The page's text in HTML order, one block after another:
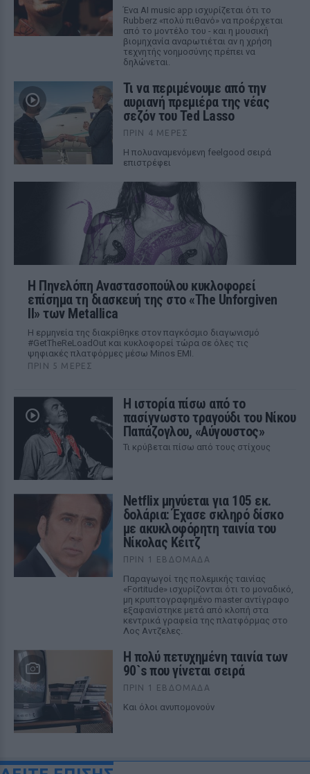
Ένα AI music app ισχυρίζεται ότι το
Rubberz «πολύ πιθανό» να προέρχεται
από το μοντέλο του - και η μουσική
βιομηχανία αναρωτιέται αν η χρήση
τεχνητής νοημοσύνης πρέπει να
δηλώνεται.
Τι να περιμένουμε από την
αυριανή πρεμιέρα της νέας
σεζόν του Ted Lasso
ΠΡΙΝ 4 ΜΈΡΕΣ
Η πολυαναμενόμενη feelgood σειρά
επιστρέφει
Η Πηνελόπη Αναστασοπούλου κυκλοφορεί
επίσημα τη διασκευή της στο «The Unforgiven
II» των Metallica
Η ερμηνεία της διακρίθηκε στον παγκόσμιο διαγωνισμό
#GetTheReLoadOut και κυκλοφορεί τώρα σε όλες τις
ψηφιακές πλατφόρμες μέσω Minos EMI.
ΠΡΙΝ 5 ΜΈΡΕΣ
Η ιστορία πίσω από το
πασίγνωστο τραγούδι του Νίκου
Παπάζογλου, «Αύγουστος»
Τι κρύβεται πίσω από τους στίχους
Netflix μηνύεται για 105 εκ.
δολάρια: Έχασε σκληρό δίσκο
με ακυκλοφόρητη ταινία του
Νίκολας Κέιτζ
ΠΡΙΝ 1 ΕΒΔΟΜΆΔΑ
Παραγωγοί της πολεμικής ταινίας
«Fortitude» ισχυρίζονται ότι το μοναδικό,
μη κρυπτογραφημένο master αντίγραφο
εξαφανίστηκε μετά από κλοπή στα
κεντρικά γραφεία της πλατφόρμας στο
Λος Αντζελες.
Η πολύ πετυχημένη ταινία των
90`s που γίνεται σειρά
ΠΡΙΝ 1 ΕΒΔΟΜΆΔΑ
Και όλοι ανυπομονούν